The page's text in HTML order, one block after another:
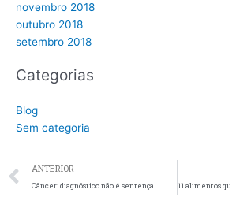
novembro 2018
outubro 2018
setembro 2018
Categorias
Blog
Sem categoria
Prev
ANTERIOR
Câncer: diagnóstico não é sentença